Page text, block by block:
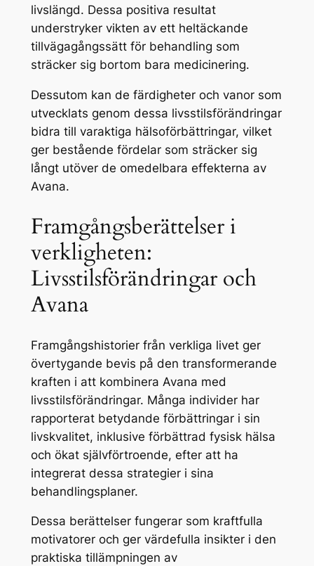
livslängd. Dessa positiva resultat
understryker vikten av ett heltäckande
tillvägagångssätt för behandling som
sträcker sig bortom bara medicinering.
Dessutom kan de färdigheter och vanor som
utvecklats genom dessa livsstilsförändringar
bidra till varaktiga hälsoförbättringar, vilket
ger bestående fördelar som sträcker sig
långt utöver de omedelbara effekterna av
Avana.
Framgångsberättelser i
verkligheten:
Livsstilsförändringar och
Avana
Framgångshistorier från verkliga livet ger
övertygande bevis på den transformerande
kraften i att kombinera Avana med
livsstilsförändringar. Många individer har
rapporterat betydande förbättringar i sin
livskvalitet, inklusive förbättrad fysisk hälsa
och ökat självförtroende, efter att ha
integrerat dessa strategier i sina
behandlingsplaner.
Dessa berättelser fungerar som kraftfulla
motivatorer och ger värdefulla insikter i den
praktiska tillämpningen av